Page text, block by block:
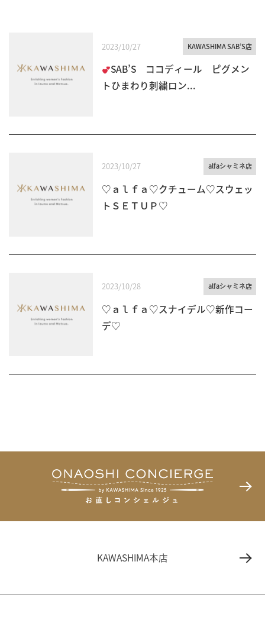
2023/10/27 KAWASHIMA SAB’S店
SAB’S ココディール ピグメン
トひまわり刺繍ロン...
2023/10/27 alfaシャミネ店
♡ａｌｆａ♡クチューム♡スウェッ
トＳＥＴＵＰ♡
2023/10/28 alfaシャミネ店
♡ａｌｆａ♡スナイデル♡新作コー
デ♡
KAWASHIMA本店